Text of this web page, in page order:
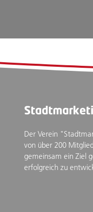
Der Verein
von über 200
gemeinsam ein Ziel
erfolgreich zu